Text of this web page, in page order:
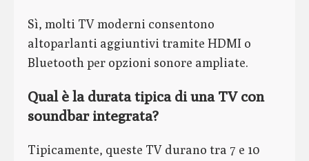
Sì, molti TV moderni consentono
altoparlanti aggiuntivi tramite HDMI o
Bluetooth per opzioni sonore ampliate.
Qual è la durata tipica di una TV con
soundbar integrata?
Tipicamente, queste TV durano tra 7 e 10